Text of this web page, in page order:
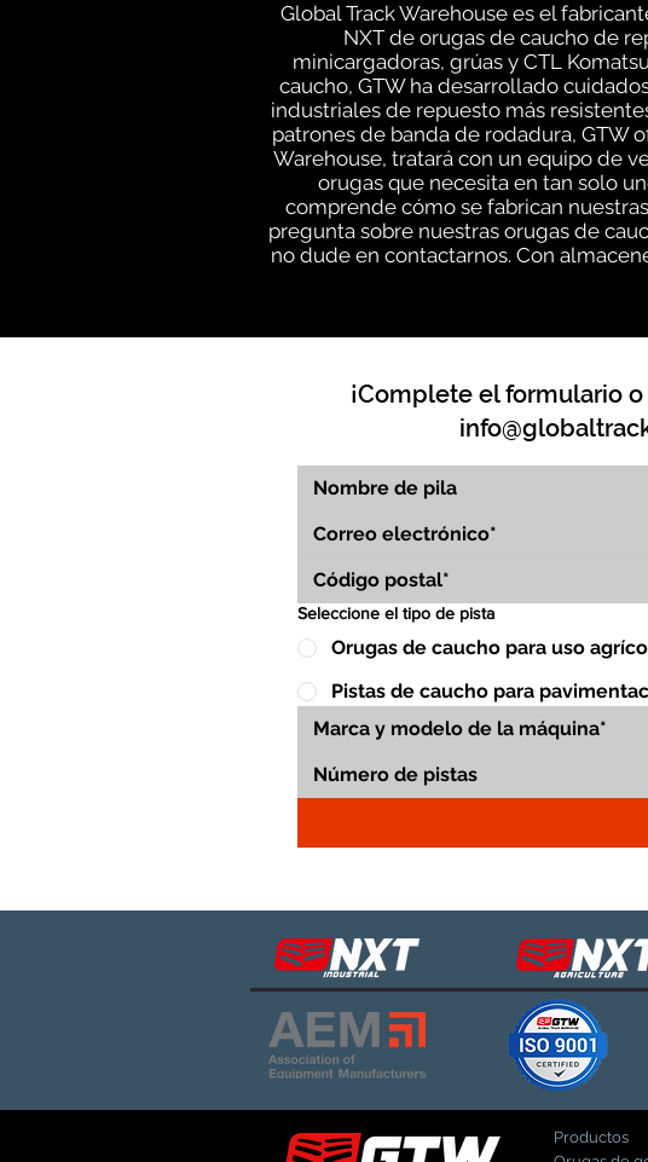
Global Track Warehouse es el
NXT de orugas de caucho de
minicargadoras, grúas y CTL
caucho, GTW ha desarrollado
industriales de repuesto más
patrones de banda de rodadura, GTW
Warehouse, tratará con un equipo de
orugas que necesita en tan solo
comprende cómo se fabrican
pregunta sobre nuestras orugas de
no dude en contactarnos. Con
¡Complete el formulario
Seleccione el tipo de pista
Orugas de caucho para uso
Pistas de caucho para
Productos